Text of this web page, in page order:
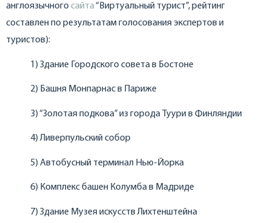
англоязычного сайта“Виртуальный турист”, рейтинг
составлен по результатам голосования экспертов и
туристов):
1) Здание Городского совета в Бостоне
2) Башня Монпарнас в Париже
3) “Золотая подкова” из города Туури в Финляндии
4) Ливерпульский собор
5) Автобусный терминал Нью-Йорка
6) Комплекс башен Колумба в Мадриде
7) Здание Музея искусств Лихтенштейна